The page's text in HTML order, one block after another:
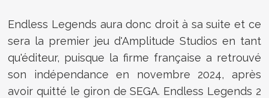
Endless Legends aura donc droit à sa suite et ce
sera la premier jeu d'Amplitude Studios en tant
qu'éditeur, puisque la firme française a retrouvé
son indépendance en novembre 2024, après
avoir quitté le giron de SEGA. Endless Legends 2